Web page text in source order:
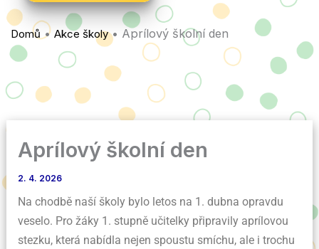
Domů • Akce školy• Aprílový školní den
Aprílový školní den
2. 4. 2026
Na chodbě naší školy bylo letos na 1. dubna opravdu
veselo. Pro žáky 1. stupně učitelky připravily aprílovou
stezku, která nabídla nejen spoustu smíchu, ale i trochu